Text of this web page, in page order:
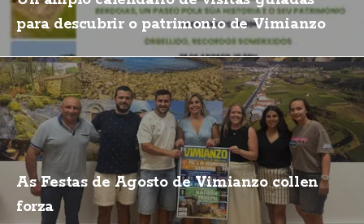
para descubrir o patrimonio de Vimianzo
As Festas de Agosto de Vimianzo collen
forza